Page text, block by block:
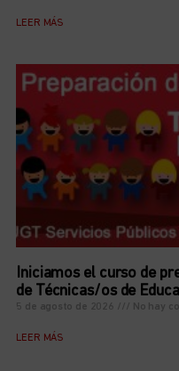
LEER MÁS
Iniciamos el curso de
de Técnicas/os de
5 de agosto de 2026 No hay
LEER MÁS